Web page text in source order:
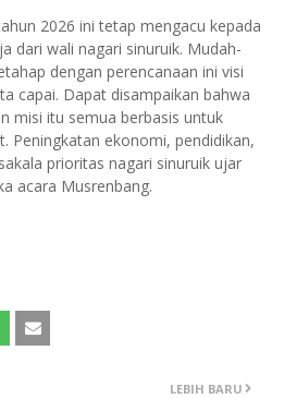
2026 ini tetap mengacu kepada
dari wali nagari sinuruik. Mudah-
dengan perencanaan ini visi
capai. Dapat disampaikan bahwa
misi itu semua berbasis untuk
Peningkatan ekonomi, pendidikan,
prioritas nagari sinuruik ujar
acara Musrenbang.
LEBIH BARU